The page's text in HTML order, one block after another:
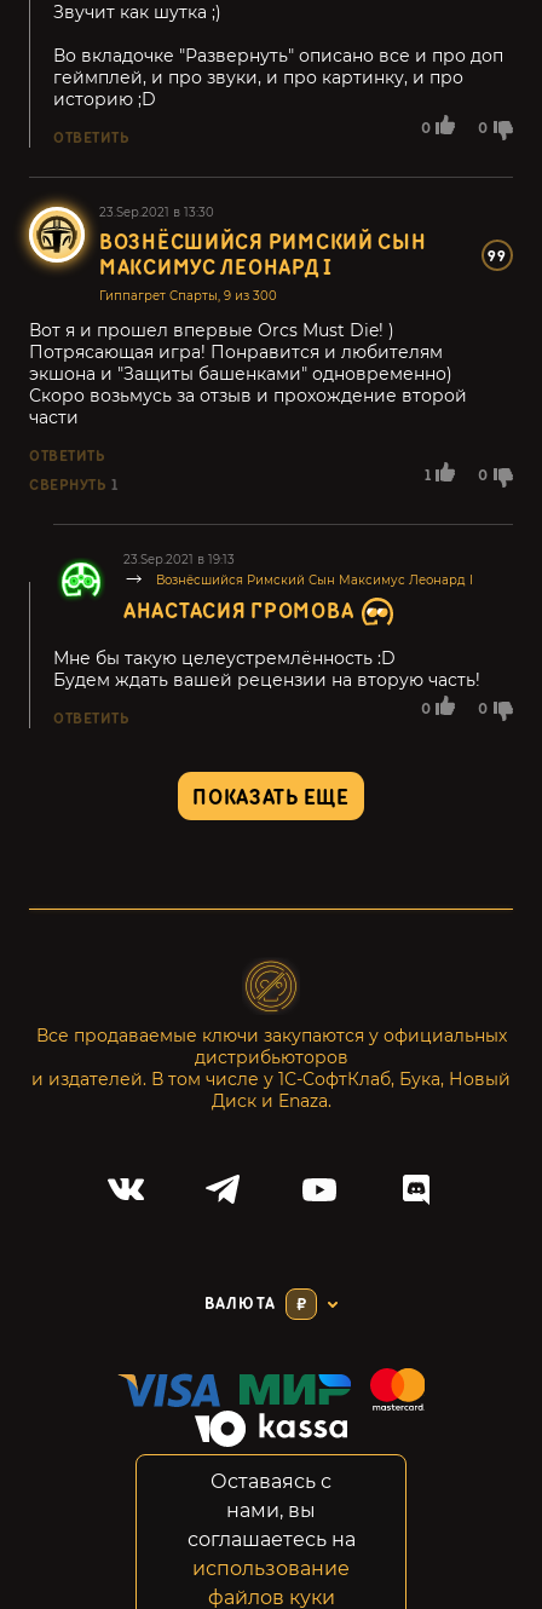
0 0
Звучит как шутка ;)
Во вкладочке "Развернуть" описано все и про доп
геймплей, и про звуки, и про картинку, и про
историю ;D
ОТВЕТИТЬ
23.Sep.2021 в 13:30
ВОЗНЁСШИЙСЯ РИМСКИЙ СЫН
МАКСИМУС ЛЕОНАРД I
99
Гиппагрет Спарты, 9 из 300
1 0
Вот я и прошел впервые Orcs Must Die! )
Потрясающая игра! Понравится и любителям
экшона и "Защиты башенками" одновременно)
Скоро возьмусь за отзыв и прохождение второй
части
ОТВЕТИТЬ
СВЕРНУТЬ 1
23.Sep.2021 в 19:13
Вознёсшийся Римский Сын Максимус Леонард I
АНАСТАСИЯ ГРОМОВА
0 0
Мне бы такую целеустремлённость :D
Будем ждать вашей рецензии на вторую часть!
ОТВЕТИТЬ
ПОКАЗАТЬ ЕЩЕ
Все продаваемые ключи закупаются у официальных
дистрибьюторов
и издателей. В том числе у 1С-СофтКлаб, Бука, Новый
Диск и Enaza.
ВАЛЮТА ₽
Конфиденциальность
Возвраты
Правовая информация
Оставаясь с
нами, вы
соглашаетесь на
использование
файлов куки